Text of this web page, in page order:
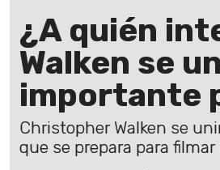
¿A quién
Walken se
importante
Christopher Walken se
que se prepara para filmar